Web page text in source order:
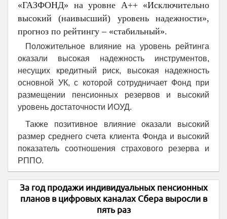
«ГАЗФОНД» на уровне А++ «Исключительно
высокий (наивысший) уровень надежности»,
прогноз по рейтингу – «стабильный».
Положительное влияние на уровень рейтинга
оказали высокая надежность инструментов,
несущих кредитный риск, высокая надежность
основной УК, с которой сотрудничает Фонд при
размещении пенсионных резервов и высокий
уровень достаточности ИОУД.
Также позитивное влияние оказали высокий
размер среднего счета клиента Фонда и высокий
показатель соотношения страхового резерва и
РППО.
За год продажи индивидуальных пенсионных
планов в цифровых каналах Сбера выросли в
пять раз